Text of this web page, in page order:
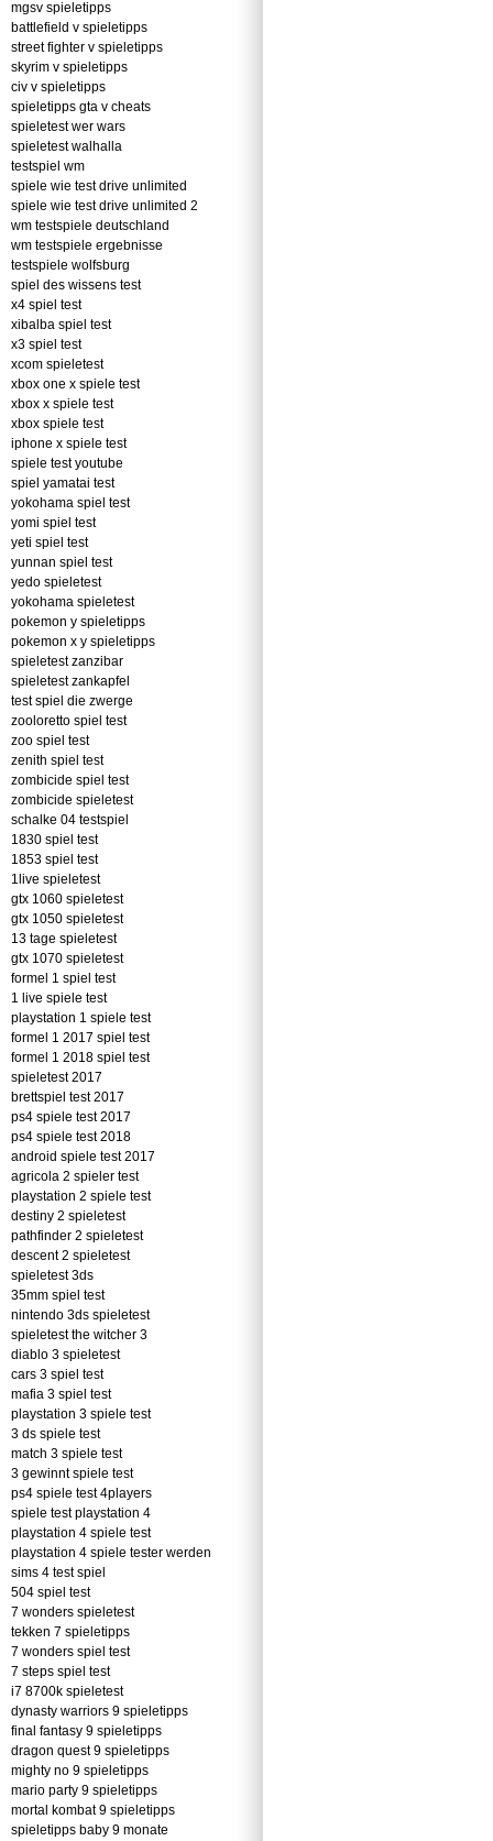
mgsv spieletipps
battlefield v spieletipps
street fighter v spieletipps
skyrim v spieletipps
civ v spieletipps
spieletipps gta v cheats
spieletest wer wars
spieletest walhalla
testspiel wm
spiele wie test drive unlimited
spiele wie test drive unlimited 2
wm testspiele deutschland
wm testspiele ergebnisse
testspiele wolfsburg
spiel des wissens test
x4 spiel test
xibalba spiel test
x3 spiel test
xcom spieletest
xbox one x spiele test
xbox x spiele test
xbox spiele test
iphone x spiele test
spiele test youtube
spiel yamatai test
yokohama spiel test
yomi spiel test
yeti spiel test
yunnan spiel test
yedo spieletest
yokohama spieletest
pokemon y spieletipps
pokemon x y spieletipps
spieletest zanzibar
spieletest zankapfel
test spiel die zwerge
zooloretto spiel test
zoo spiel test
zenith spiel test
zombicide spiel test
zombicide spieletest
schalke 04 testspiel
1830 spiel test
1853 spiel test
1live spieletest
gtx 1060 spieletest
gtx 1050 spieletest
13 tage spieletest
gtx 1070 spieletest
formel 1 spiel test
1 live spiele test
playstation 1 spiele test
formel 1 2017 spiel test
formel 1 2018 spiel test
spieletest 2017
brettspiel test 2017
ps4 spiele test 2017
ps4 spiele test 2018
android spiele test 2017
agricola 2 spieler test
playstation 2 spiele test
destiny 2 spieletest
pathfinder 2 spieletest
descent 2 spieletest
spieletest 3ds
35mm spiel test
nintendo 3ds spieletest
spieletest the witcher 3
diablo 3 spieletest
cars 3 spiel test
mafia 3 spiel test
playstation 3 spiele test
3 ds spiele test
match 3 spiele test
3 gewinnt spiele test
ps4 spiele test 4players
spiele test playstation 4
playstation 4 spiele test
playstation 4 spiele tester werden
sims 4 test spiel
504 spiel test
7 wonders spieletest
tekken 7 spieletipps
7 wonders spiel test
7 steps spiel test
i7 8700k spieletest
dynasty warriors 9 spieletipps
final fantasy 9 spieletipps
dragon quest 9 spieletipps
mighty no 9 spieletipps
mario party 9 spieletipps
mortal kombat 9 spieletipps
spieletipps baby 9 monate